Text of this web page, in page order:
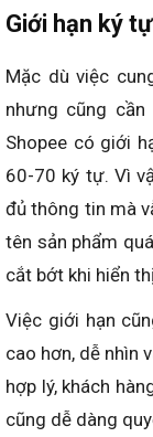
Giới hạn ký tự
Mặc dù việc
nhưng cũng
Shopee có giới
60-70 ký tự. Vì
đủ thông tin mà
tên sản phẩm
cắt bớt khi hiển
Việc giới hạn
cao hơn, dễ nhìn
hợp lý, khách
cũng dễ dàng